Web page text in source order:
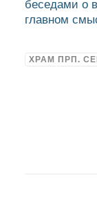
беседами о
главном
ХРАМ ПРП.